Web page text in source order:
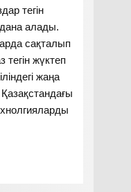
тегін
алады.
сақталып
тегін жүктеп
жаңа